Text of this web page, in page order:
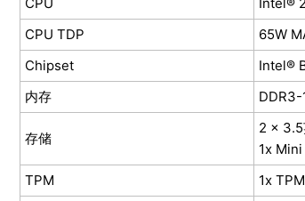
CPU TDP
65W
Chipset
Intel®
内存
存储
2 x 3.5
1x
TPM
1x